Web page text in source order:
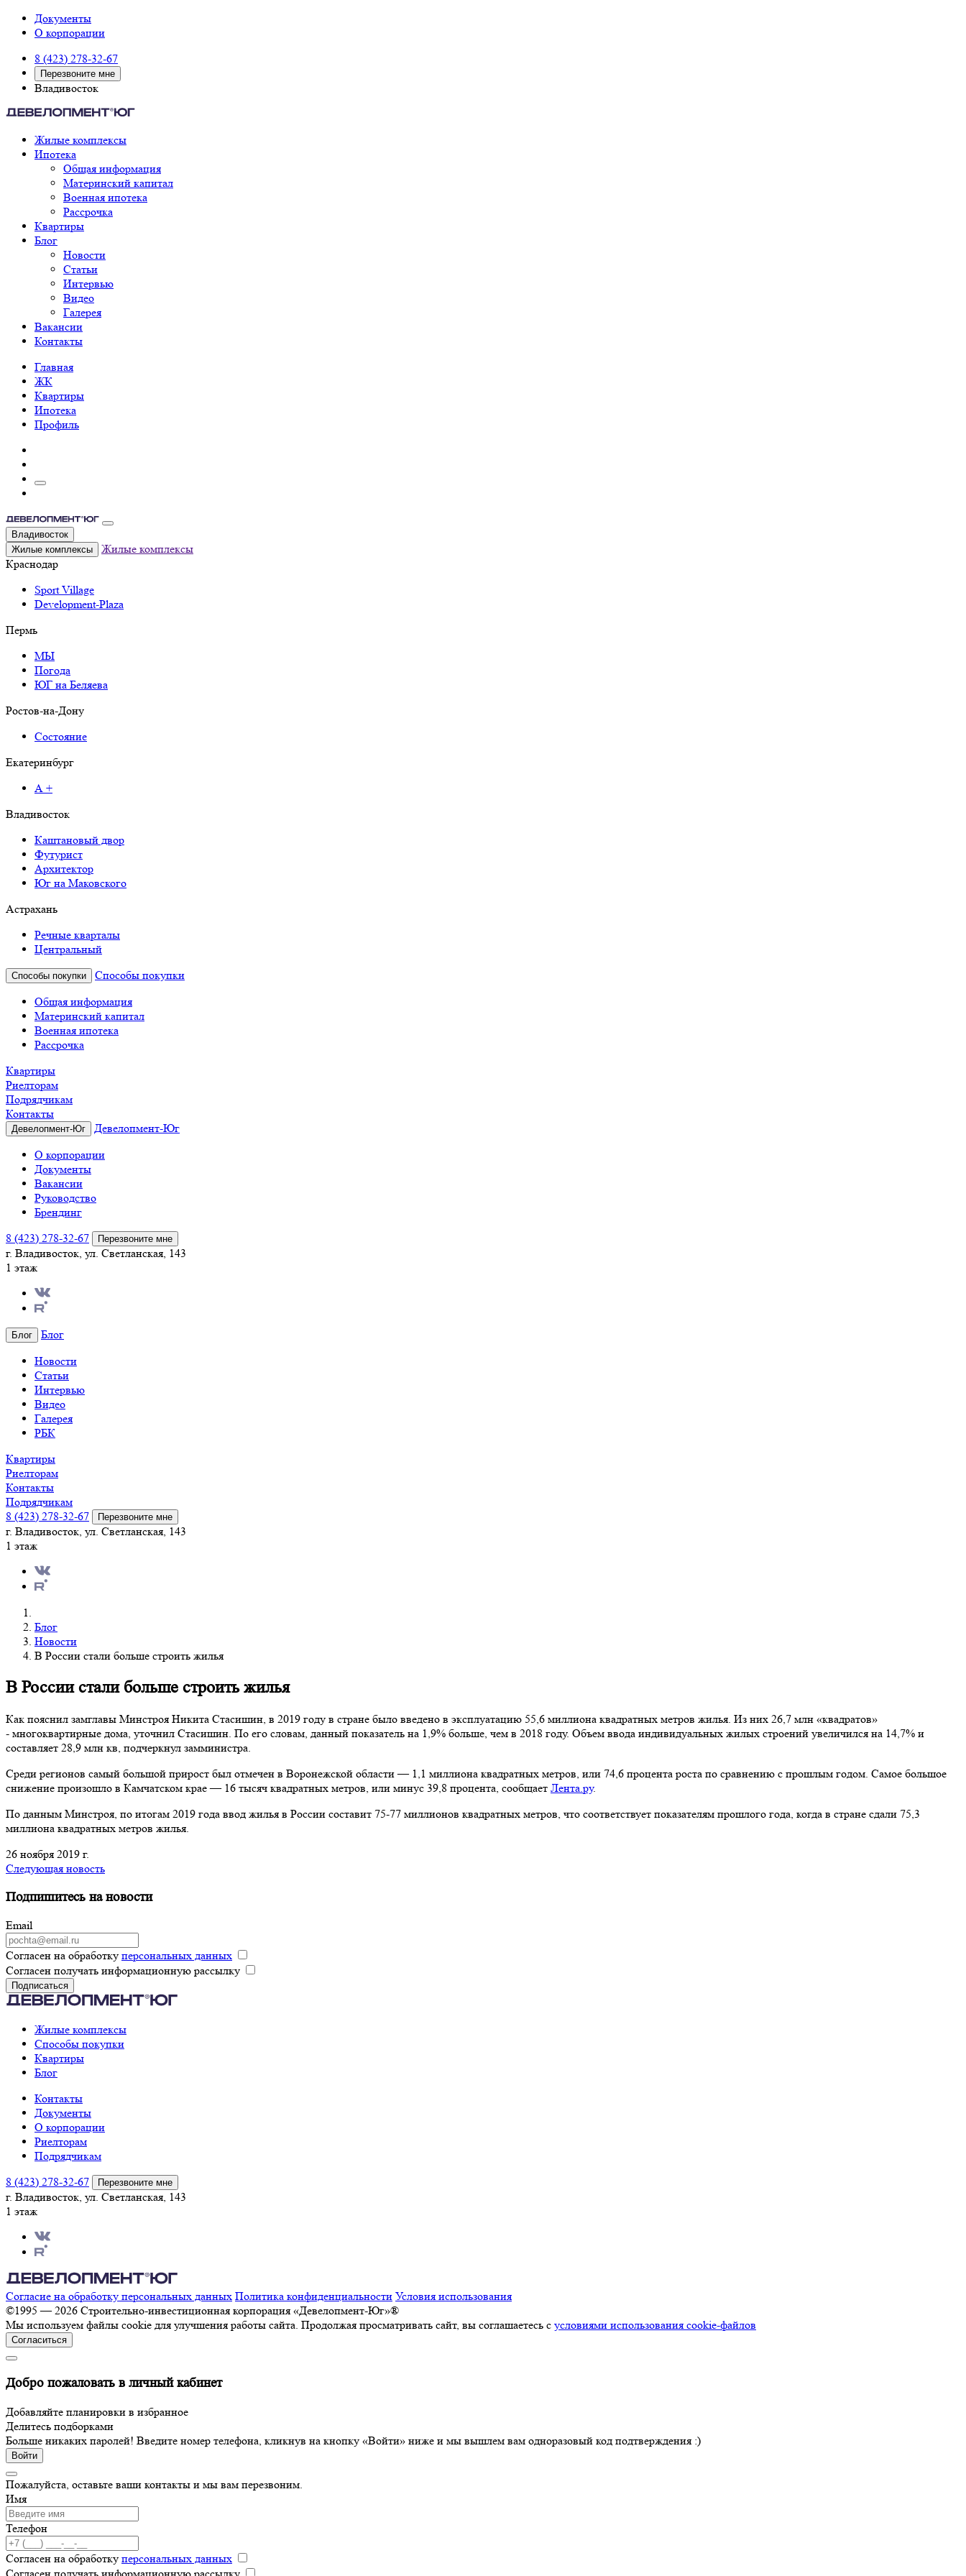
Документы
О корпорации
8 (423) 278-32-67
Перезвоните мне
Владивосток
Жилые комплексы
Ипотека
Общая информация
Материнский капитал
Военная ипотека
Рассрочка
Квартиры
Блог
Новости
Статьи
Интервью
Видео
Галерея
Вакансии
Контакты
Главная
ЖК
Квартиры
Ипотека
Профиль
Владивосток
Жилые комплексы
Жилые комплексы
Краснодар
Sport Village
Development-Plaza
Пермь
МЫ
Погода
ЮГ на Беляева
Ростов-на-Дону
Состояние
Екатеринбург
А +
Владивосток
Каштановый двор
Футурист
Архитектор
Юг на Маковского
Астрахань
Речные кварталы
Центральный
Способы покупки
Способы покупки
Общая информация
Материнский капитал
Военная ипотека
Рассрочка
Квартиры
Риелторам
Подрядчикам
Контакты
Девелопмент-Юг
Девелопмент-Юг
О корпорации
Документы
Вакансии
Руководство
Брендинг
8 (423) 278-32-67
Перезвоните мне
г. Владивосток, ул. Светланская, 143
1 этаж
Блог
Блог
Новости
Статьи
Интервью
Видео
Галерея
РБК
Квартиры
Риелторам
Контакты
Подрядчикам
8 (423) 278-32-67
Перезвоните мне
г. Владивосток, ул. Светланская, 143
1 этаж
Блог
Новости
В России стали больше строить жилья
В России стали больше строить жилья
Как пояснил замглавы Минстроя Никита Стасишин, в 2019 году в стране было введено в эксплуатацию 55,6 миллиона квадратных метров жилья. Из них 26,7 млн «квадратов»
- многоквартирные дома, уточнил Стасишин. По его словам, данный показатель на 1,9% больше, чем в 2018 году. Объем ввода индивидуальных жилых строений увеличился на 14,7% и
составляет 28,9 млн кв, подчеркнул замминистра.
Среди регионов самый большой прирост был отмечен в Воронежской области — 1,1 миллиона квадратных метров, или 74,6 процента роста по сравнению с прошлым годом. Самое большое
снижение произошло в Камчатском крае — 16 тысяч квадратных метров, или минус 39,8 процента, сообщает Лента.ру.
По данным Минстроя, по итогам 2019 года ввод жилья в России составит 75-77 миллионов квадратных метров, что соответствует показателям прошлого года, когда в стране сдали 75,3
миллиона квадратных метров жилья.
26 ноября 2019 г.
Следующая новость
Подпишитесь на новости
Email
Согласен на обработку персональных данных
Согласен получать информационную рассылку
Подписаться
Жилые комплексы
Способы покупки
Квартиры
Блог
Контакты
Документы
О корпорации
Риелторам
Подрядчикам
8 (423) 278-32-67
Перезвоните мне
г. Владивосток, ул. Светланская, 143
1 этаж
Согласие на обработку персональных данных Политика конфиденциальности Условия использования
©1995 — 2026 Строительно-инвестиционная корпорация «Девелопмент-Юг»®
Мы используем файлы cookie для улучшения работы сайта. Продолжая просматривать сайт, вы соглашаетесь с условиями использования cookie-файлов
Согласиться
Добро пожаловать в личный кабинет
Добавляйте планировки в избранное
Делитесь подборками
Больше никаких паролей! Введите номер телефона, кликнув на кнопку «Войти» ниже и мы вышлем вам одноразовый код подтверждения :)
Войти
Пожалуйста, оставьте ваши контакты и мы вам перезвоним.
Имя
Телефон
Согласен на обработку персональных данных
Согласен получать информационную рассылку